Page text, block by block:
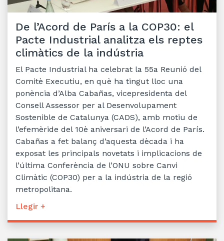
De l’Acord de París a la COP30: el
Pacte Industrial analitza els reptes
climàtics de la indústria
El Pacte Industrial ha celebrat la 55a Reunió del
Comitè Executiu, en què ha tingut lloc una
ponència d’Alba Cabañas, vicepresidenta del
Consell Assessor per al Desenvolupament
Sostenible de Catalunya (CADS), amb motiu de
l’efemèride del 10è aniversari de l’Acord de París.
Cabañas a fet balanç d’aquesta dècada i ha
exposat les principals novetats i implicacions de
l’última Conferència de l’ONU sobre Canvi
Climàtic (COP30) per a la indústria de la regió
metropolitana.
Llegir +